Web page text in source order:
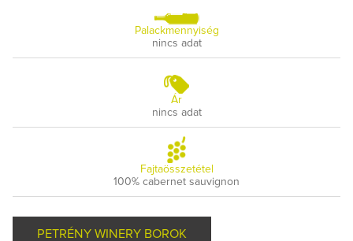
Palackmennyiség
nincs adat
Ár
nincs adat
Fajtaösszetétel
100% cabernet sauvignon
PETRÉNY WINERY BOROK